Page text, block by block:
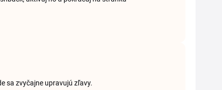
sa zvyčajne upravujú zľavy.